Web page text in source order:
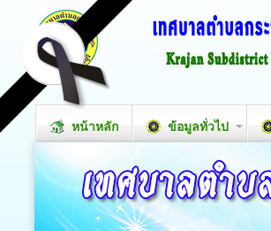
หน้าหลัก ข้อมูลทั่วไป